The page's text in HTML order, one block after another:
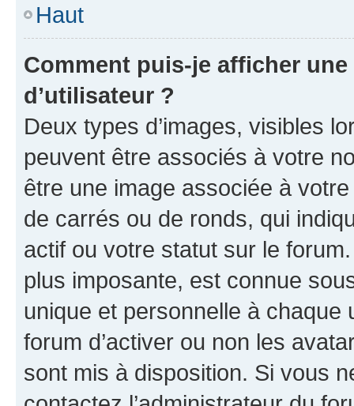
Haut
Comment puis-je afficher
d’utilisateur ?
Deux types d’images, visibles
peuvent être associés à votre
être une image associée à
de carrés ou de ronds, qui
actif ou votre statut sur le
plus imposante, est connue
unique et personnelle à chaque
forum d’activer ou non les
sont mis à disposition. Si vous